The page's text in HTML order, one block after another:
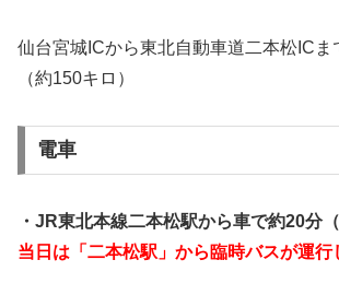
仙台宮城ICから東北自動車道二本松ICま
（約150キロ）
電車
・JR東北本線二本松駅から車で約20分
当日は「二本松駅」から臨時バスが運行